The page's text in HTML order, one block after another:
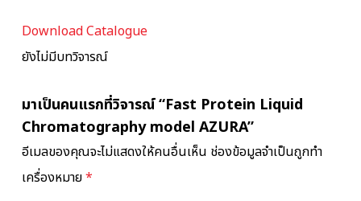
Download Catalogue
ยังไม่มีบทวิจารณ์
มาเป็นคนแรกที่วิจารณ์ “Fast Protein Liquid
Chromatography model AZURA”
อีเมลของคุณจะไม่แสดงให้คนอื่นเห็น ช่องข้อมูลจำเป็นถูกทำ
เครื่องหมาย*